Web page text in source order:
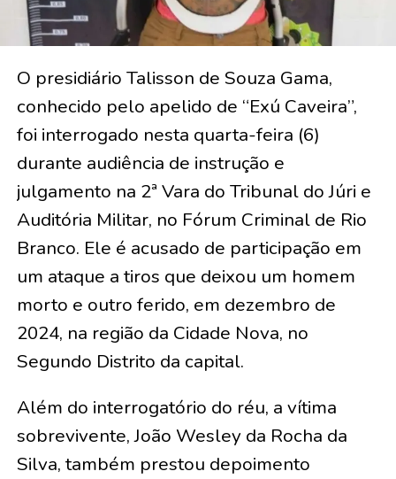
O presidiário Talisson de Souza Gama,
conhecido pelo apelido de “Exú Caveira”,
foi interrogado nesta quarta-feira (6)
durante audiência de instrução e
julgamento na 2ª Vara do Tribunal do Júri e
Auditória Militar, no Fórum Criminal de Rio
Branco. Ele é acusado de participação em
um ataque a tiros que deixou um homem
morto e outro ferido, em dezembro de
2024, na região da Cidade Nova, no
Segundo Distrito da capital.
Além do interrogatório do réu, a vítima
sobrevivente, João Wesley da Rocha da
Silva, também prestou depoimento